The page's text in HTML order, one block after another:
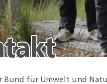
Bund für Umwelt und